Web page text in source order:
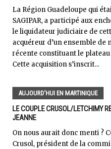
La Région Guadeloupe qui
SAGIPAR, a participé aux
le liquidateur judiciaire de
acquéreur d’un ensemble
récente constituant le plateau
Cette acquisition s’inscrit...
AUJOURD'HUI EN MARTINIQUE
LE COUPLE CRUSOL/LETCHIMY
JEANNE
On nous aurait donc menti ?
Crusol, président de la